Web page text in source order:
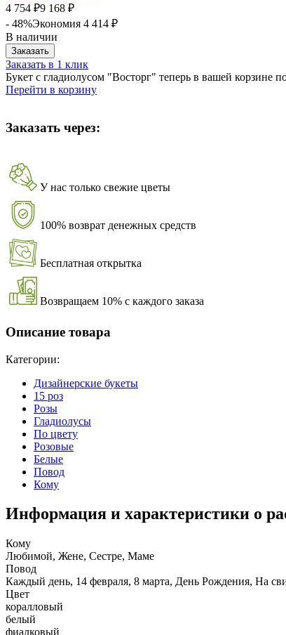
4 754 ₽9 168 ₽
- 48%Экономия 4 414 ₽
В наличии
Заказать
Заказать в 1 клик
Букет с гладиолусом "Восторг" теперь в вашей корзине
Перейти в корзину
Заказать через:
У нас только свежие цветы
100% возврат денежных средств
Бесплатная открытка
Возвращаем 10% с каждого заказа
Описание товара
Категории:
Дизайнерские букеты
15 роз
Розы
Гладиолусы
По цвету
Розовые
Белые
Повод
Кому
Информация и характеристики о
Кому
Любимой, Жене, Сестре, Маме
Повод
Каждый день, 14 февраля, 8 марта, День Рождения, На
Цвет
коралловый
белый
фиалковый